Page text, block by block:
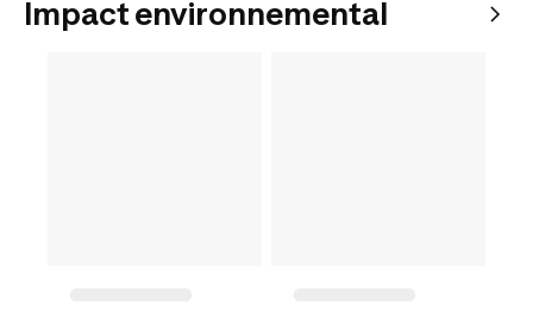
Impact environnemental